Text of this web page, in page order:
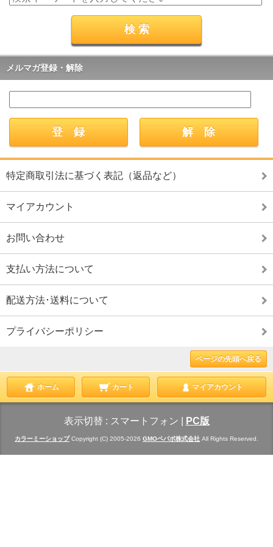
メルマガ登録・解除
特定商取引法に基づく表記（返品など）
マイアカウント
お問い合わせ
支払い方法について
配送方法･送料について
プライバシーポリシー
ページの先頭へ戻る
ホーム カート マイアカウント
表示切替 : スマートフォン PC版
カラーミーショップCopyright (C) 2005-2026 GMOペパボ株式会社 All Rights Reserved.